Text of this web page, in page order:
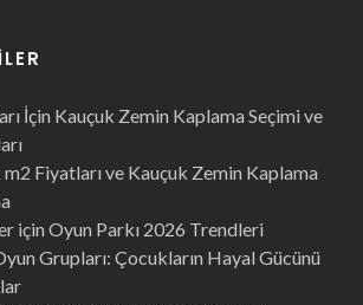
İçin Kauçuk Zemin Kaplama Seçimi ve
Fiyatları ve Kauçuk Zemin Kaplama
için Oyun Parkı 2026 Trendleri
Grupları: Çocukların Hayal Gücünü